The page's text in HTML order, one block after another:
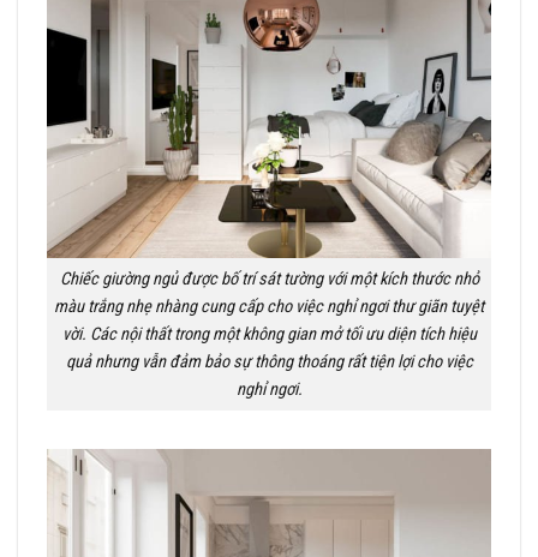
Chiếc giường ngủ được bố trí sát tường với một kích thước nhỏ
màu trắng nhẹ nhàng cung cấp cho việc nghỉ ngơi thư giãn tuyệt
vời. Các nội thất trong một không gian mở tối ưu diện tích hiệu
quả nhưng vẫn đảm bảo sự thông thoáng rất tiện lợi cho việc
nghỉ ngơi.